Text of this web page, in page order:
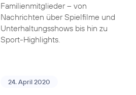
Familienmitglieder – von
Nachrichten über Spielfilme und
Unterhaltungsshows bis hin zu
Sport-Highlights.
24. April 2020